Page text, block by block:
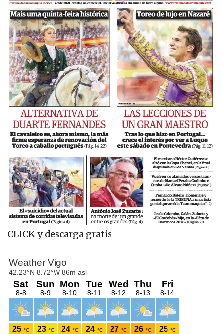
CLICK y descarga gratis